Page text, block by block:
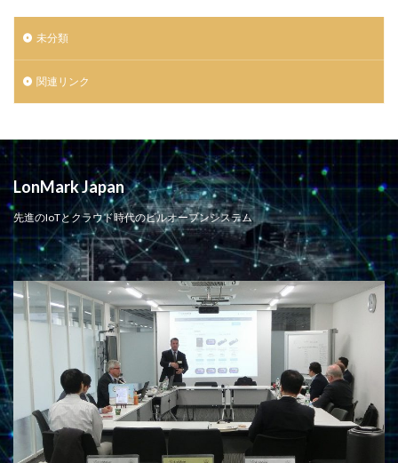
未分類
関連リンク
LonMark Japan
先進のIoTとクラウド時代のビルオープンシステム